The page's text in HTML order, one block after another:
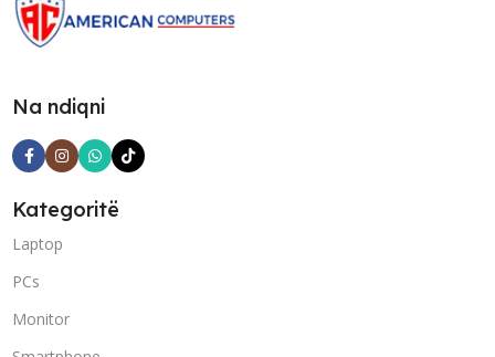
Na ndiqni
Kategoritë
Laptop
PCs
Monitor